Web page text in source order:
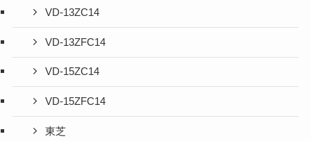
VD-13ZC14
VD-13ZFC14
VD-15ZC14
VD-15ZFC14
東芝